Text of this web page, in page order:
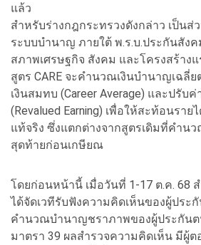
แล้ว
สำหรับร่างกฎกระทรวงดังกล่าว เป็น
ระบบบำนาญ ภายใต้ พ.ร.บ.ประกันสัง
สภาพเศรษฐกิจ สังคม และโครงสร้าง
สูตร CARE จะคำนวณเงินบำนาญเฉลี่ย
เงินสมทบ (Career Average) และปรับ
(Revalued Earning) เพื่อให้สะท้อนรา
แท้จริง ซึ่งแตกต่างจากสูตรเดิมที่คำน
สุดท้ายก่อนเกษียณ
โดยก่อนหน้านี้ เมื่อวันที่ 1-17 ต.ค. 68
ได้จัดเวทีรับฟังความคิดเห็นของผู้ประ
คำนวณบำนาญชราภาพของผู้ประกันต
มาตรา 39 ผลสำรวจความคิดเห็น มีผู้